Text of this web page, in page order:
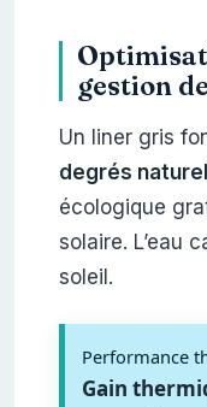
gestion
Un liner gris
degrés
écologique
solaire. L’eau
soleil.
Performance
Gain